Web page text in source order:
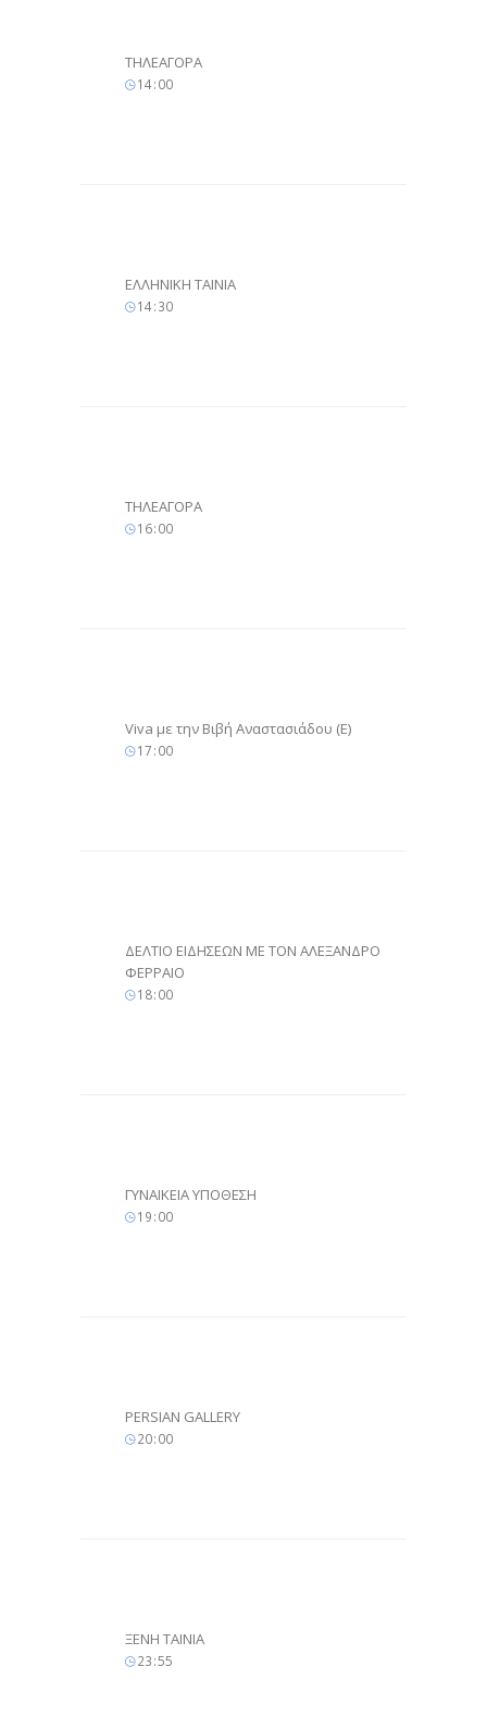
ΤΗΛΕΑΓΟΡΑ
14:00
ΕΛΛΗΝΙΚΗ ΤΑΙΝΙΑ
14:30
ΤΗΛΕΑΓΟΡΑ
16:00
Viva με την Βιβή Αναστασιάδου (Ε)
17:00
ΔΕΛΤΙΟ ΕΙΔΗΣΕΩΝ ΜΕ ΤΟΝ ΑΛΕΞΑΝΔΡΟ
ΦΕΡΡΑΙΟ
18:00
ΓΥΝΑΙΚΕΙΑ ΥΠΟΘΕΣΗ
19:00
PERSIAN GALLERY
20:00
ΞΕΝΗ ΤΑΙΝΙΑ
23:55